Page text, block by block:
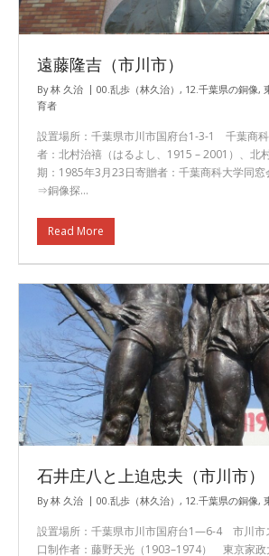
遠藤隆吉（市川市）
By林 久治 00.乱歩（林久治） , 12.千葉県の銅像,
育者
設置場所：千葉県市川市国府台1-3-1 千葉商
者：北村治禧（はるよし、1915 – 2001）、北
期：1985年3月23日寄贈者：千葉商科大学同
⇒銅像探…
Read More
石井庄八と上迫忠夫（市川市）
By林 久治 00.乱歩（林久治） , 12.千葉県の銅像,
設置場所：千葉県市川市国府台1—6-4 市川市
口制作者：藤野天光（1903–1974） 東京家政